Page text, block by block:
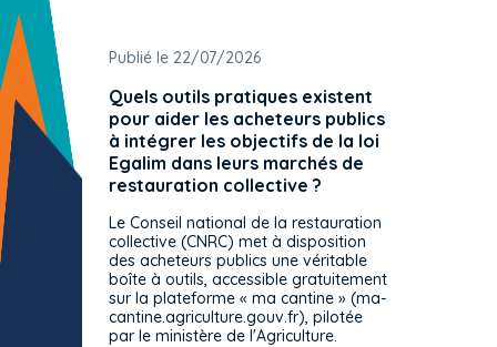
Publié le 22/07/2026
Quels outils pratiques existent
pour aider les acheteurs publics
à intégrer les objectifs de la loi
Egalim dans leurs marchés de
restauration collective ?
Le Conseil national de la restauration
collective (CNRC) met à disposition
des acheteurs publics une véritable
boîte à outils, accessible gratuitement
sur la plateforme « ma cantine » (ma-
cantine.agriculture.gouv.fr), pilotée
par le ministère de l'Agriculture.